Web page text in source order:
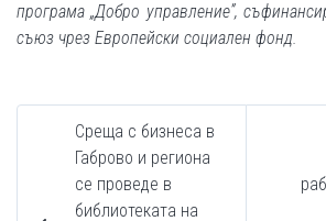
програма „Добро управление”,
съюз чрез Европейски социален фонд.
Среща с бизнеса в
Габрово и региона
се проведе в
библиотеката на